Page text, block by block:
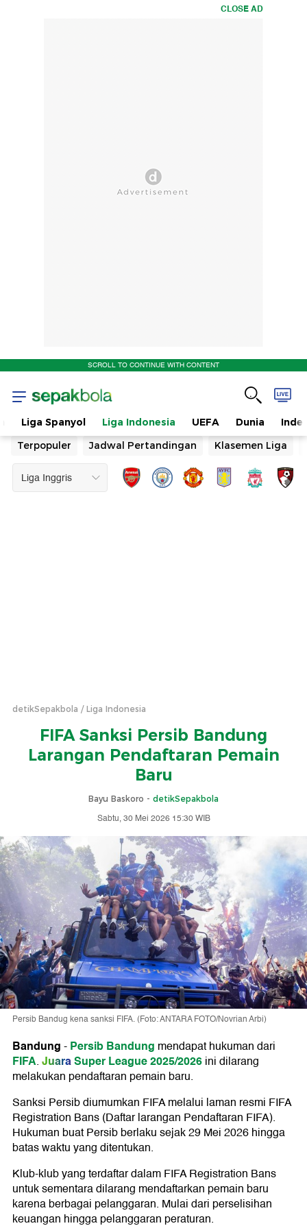
CLOSE AD
SCROLL TO CONTINUE WITH CONTENT
Liga Spanyol Liga Indonesia UEFA Dunia
Terpopuler
Jadwal Pertandingan Klasemen Liga
detikSepakbola Liga Indonesia
FIFA Sanksi Persib Bandung
Larangan Pendaftaran Pemain
Baru
Bayu Baskoro - detikSepakbola
Sabtu, 30 Mei 2026 15:30 WIB
Persib Bandug kena sanksi FIFA. (Foto: ANTARA FOTO/Novrian Arbi)
Bandung-Persib Bandung mendapat hukuman dari
FIFA.JuaraSuper League 2025/2026ini dilarang
melakukan pendaftaran pemain baru.
Sanksi Persib diumumkan FIFA melalui laman resmi FIFA
Registration Bans (Daftar larangan Pendaftaran FIFA).
Hukuman buat Persib berlaku sejak 29 Mei 2026 hingga
batas waktu yang ditentukan.
Klub-klub yang terdaftar dalam FIFA Registration Bans
untuk sementara dilarang mendaftarkan pemain baru
karena berbagai pelanggaran. Mulai dari perselisihan
keuangan hingga pelanggaran peraturan.